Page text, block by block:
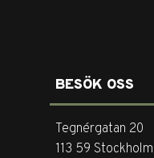
BESÖK OSS
Tegnérgatan 20
113 59 Stockholm